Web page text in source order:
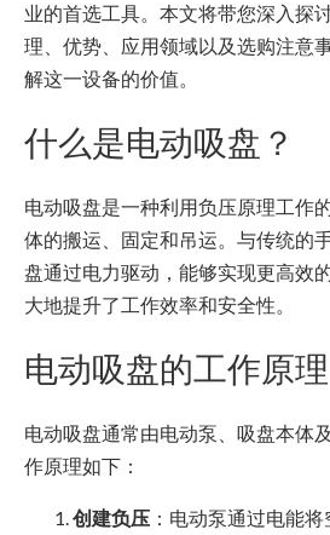
业的首选工具。本文将带您深入探
理、优势、应用领域以及选购注意
解这一设备的价值。
什么是电动吸盘？
电动吸盘是一种利用负压原理工作
体的搬运、固定和吊运。与传统的
盘通过电力驱动，能够实现更高效
大地提升了工作效率和安全性。
电动吸盘的工作原理
电动吸盘通常由电动泵、吸盘本体
作原理如下：
创建负压 ：电动泵通过电能